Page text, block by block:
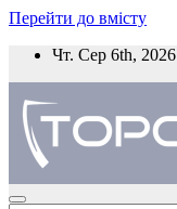
Перейти до вмісту
Чт. Сер 6th, 2026